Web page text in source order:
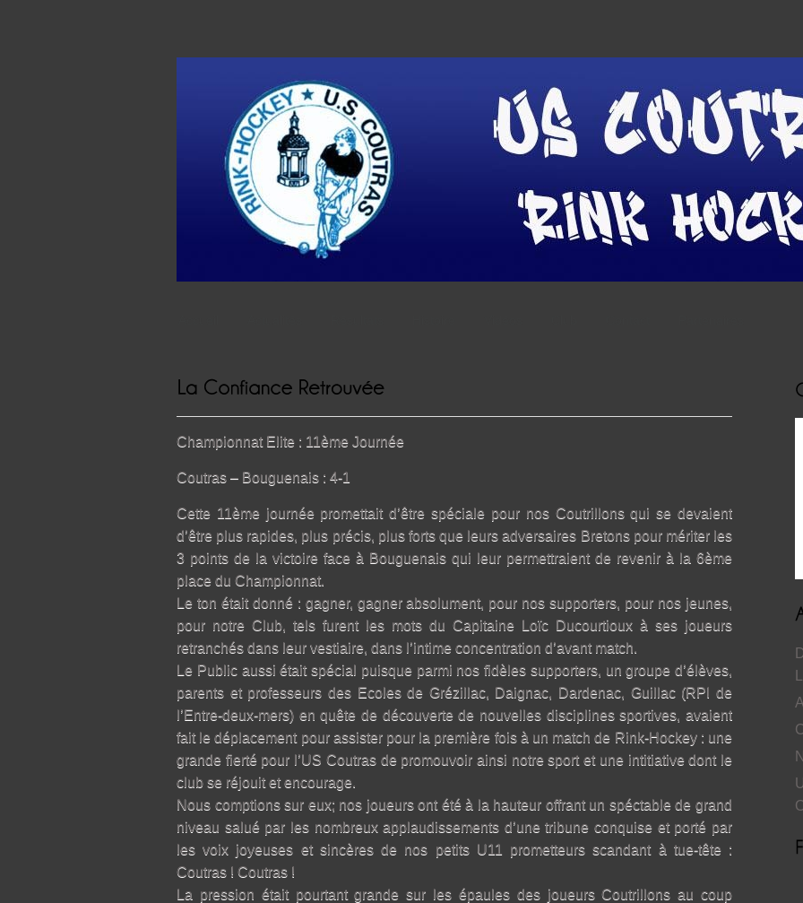
Championnat Elite : 11ème Journée
Coutras – Bouguenais : 4-1
Cette 11ème journée promettait d’être spéciale pour nos Coutrillons qui se devaient
d’être plus rapides, plus précis, plus forts que leurs adversaires Bretons pour mériter les
3 points de la victoire face à Bouguenais qui leur permettraient de revenir à la 6ème
place du Championnat.
Le ton était donné : gagner, gagner absolument, pour nos supporters, pour nos jeunes,
pour notre Club, tels furent les mots du Capitaine Loïc Ducourtioux à ses joueurs
retranchés dans leur vestiaire, dans l’intime concentration d’avant match.
Le Public aussi était spécial puisque parmi nos fidèles supporters, un groupe d’élèves,
parents et professeurs des Ecoles de Grézillac, Daignac, Dardenac, Guillac (RPI de
l’Entre-deux-mers) en quête de découverte de nouvelles disciplines sportives, avaient
fait le déplacement pour assister pour la première fois à un match de Rink-Hockey : une
grande fierté pour l’US Coutras de promouvoir ainsi notre sport et une intitiative dont le
club se réjouit et encourage.
Nous comptions sur eux; nos joueurs ont été à la hauteur offrant un spéctable de grand
niveau salué par les nombreux applaudissements d’une tribune conquise et porté par
les voix joyeuses et sincères de nos petits U11 prometteurs scandant à tue-tête :
Coutras ! Coutras !
La pression était pourtant grande sur les épaules des joueurs Coutrillons au coup